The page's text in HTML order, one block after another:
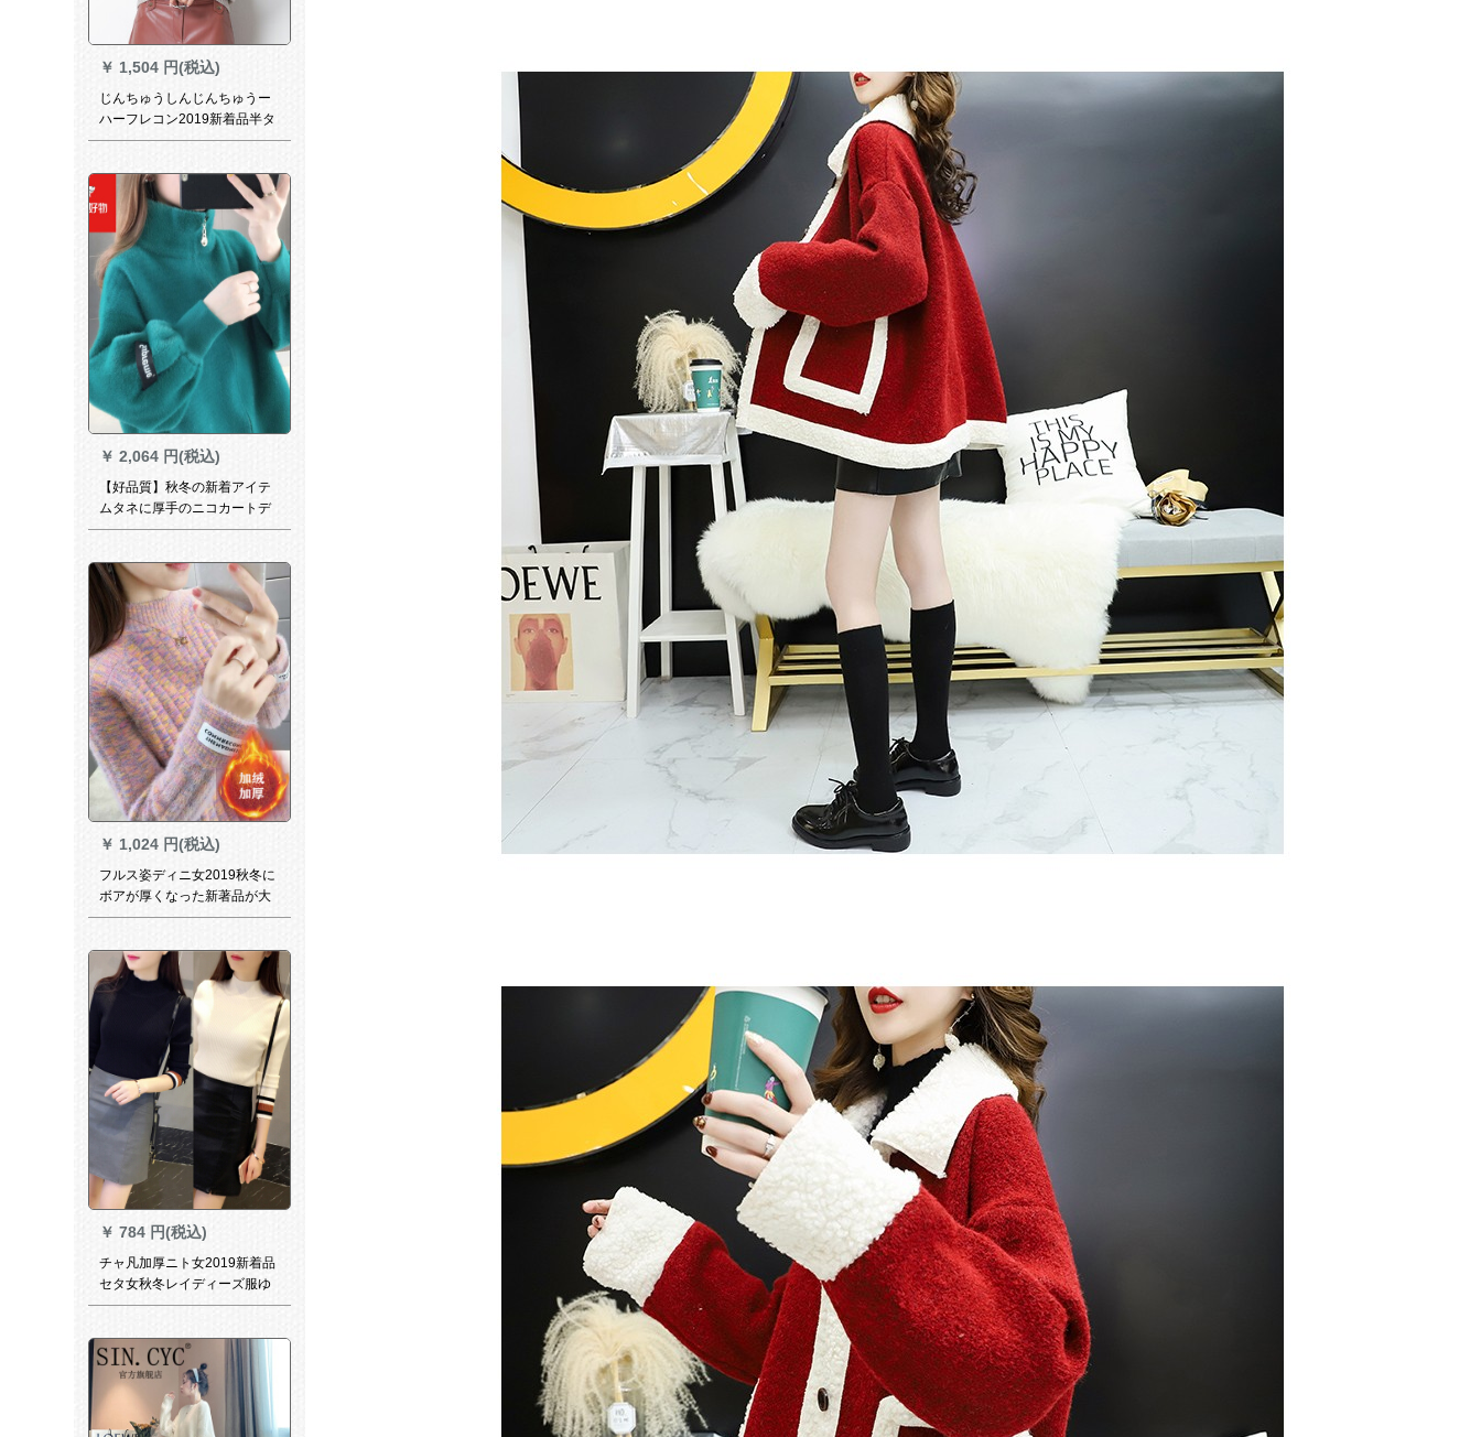
￥ 1,504 円(税込)
じんちゅうしんじんちゅうー
ハーフレコン2019新着品半タ
ルネティック女子秋冬ゆるる
り子无地インナラクラ色9770
M
￥ 2,064 円(税込)
【好品質】秋冬の新着アイテ
ムタネに厚手のニコカートデ
ィップの怠惰風セタ女子ユル
￥ 1,024 円(税込)
フルス姿ディニ女2019秋冬に
ボアが厚くなった新著品が大
好きなセズライズ服ハ-フタキ
えることを提案します。
￥ 784 円(税込)
チャ凡加厚ニト女2019新着品
セタ女秋冬レイディーズ服ゆ
るのストレープ女韩国ファン
头半タルネル上047黒